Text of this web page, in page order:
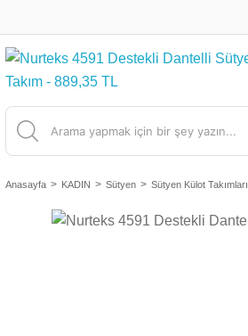
Anasayfa KADIN Sütyen Sütyen Külot Takımları